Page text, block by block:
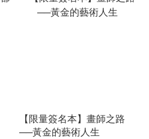
【限量簽名本】畫師之路
──黃金的藝術人生